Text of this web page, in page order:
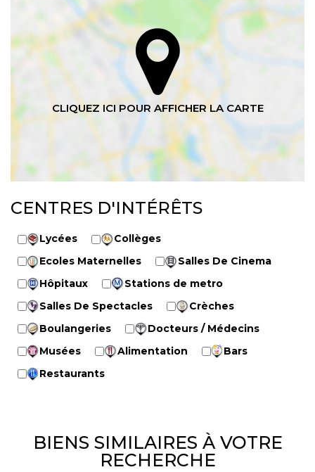
CENTRES D'INTÉRÊTS
Lycées
Collèges
Ecoles Maternelles
Salles De Cinema
Hôpitaux
Stations de metro
Salles De Spectacles
Crèches
Boulangeries
Docteurs / Médecins
Musées
Alimentation
Bars
Restaurants
BIENS SIMILAIRES À VOTRE
RECHERCHE